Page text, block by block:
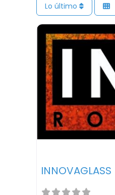
Lo último
INNOVAGLASS